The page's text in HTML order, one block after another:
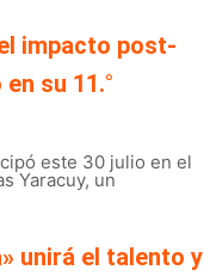
impacto post-
su 11.°
este 30 julio en el
Yaracuy, un
unirá el talento y